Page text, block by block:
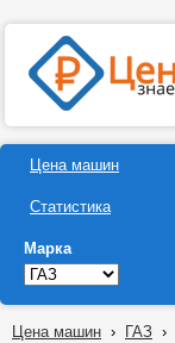
Цена машин
Статистика
Марка
Цена машин › ГАЗ ›